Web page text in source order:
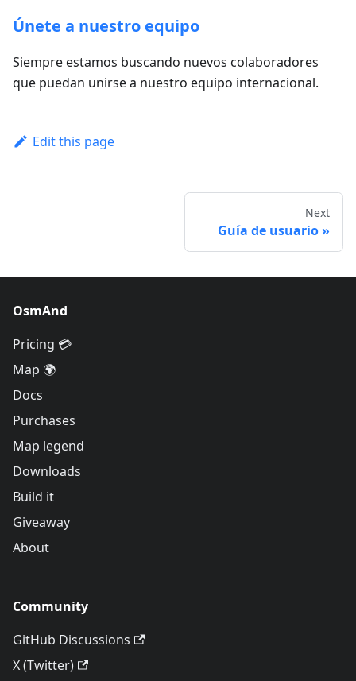
Únete a nuestro equipo
Siempre estamos buscando nuevos colaboradores
que puedan unirse a nuestro equipo internacional.
Edit this page
Next
Guía de usuario
OsmAnd
Pricing 💳
Map 🌍
Docs
Purchases
Map legend
Downloads
Build it
Giveaway
About
Community
GitHub Discussions
X (Twitter)